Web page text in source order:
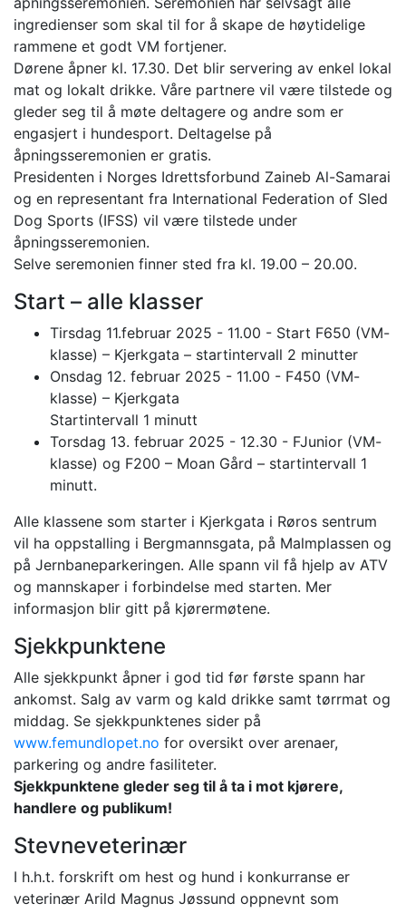
ingredienser som skal til for å skape de høytidelige
rammene et godt VM fortjener.
Dørene åpner kl. 17.30. Det blir servering av enkel lokal
mat og lokalt drikke. Våre partnere vil være tilstede og
gleder seg til å møte deltagere og andre som er
engasjert i hundesport. Deltagelse på
åpningsseremonien er gratis.
Presidenten i Norges Idrettsforbund Zaineb Al-Samarai
og en representant fra International Federation of Sled
Dog Sports (IFSS) vil være tilstede under
åpningsseremonien.
Selve seremonien finner sted fra kl. 19.00 – 20.00.
Start – alle klasser
Tirsdag 11.februar 2025 - 11.00 - Start F650 (VM-
klasse) – Kjerkgata – startintervall 2 minutter
Onsdag 12. februar 2025 - 11.00 - F450 (VM-
klasse) – Kjerkgata
Startintervall 1 minutt
Torsdag 13. februar 2025 - 12.30 - FJunior (VM-
klasse) og F200 – Moan Gård – startintervall 1
minutt.
Alle klassene som starter i Kjerkgata i Røros sentrum
vil ha oppstalling i Bergmannsgata, på Malmplassen og
på Jernbaneparkeringen. Alle spann vil få hjelp av ATV
og mannskaper i forbindelse med starten. Mer
informasjon blir gitt på kjørermøtene.
Sjekkpunktene
Alle sjekkpunkt åpner i god tid før første spann har
ankomst. Salg av varm og kald drikke samt tørrmat og
middag. Se sjekkpunktenes sider på
www.femundlopet.no for oversikt over arenaer,
parkering og andre fasiliteter.
Sjekkpunktene gleder seg til å ta i mot kjørere,
handlere og publikum!
Stevneveterinær
I h.h.t. forskrift om hest og hund i konkurranse er
veterinær Arild Magnus Jøssund oppnevnt som